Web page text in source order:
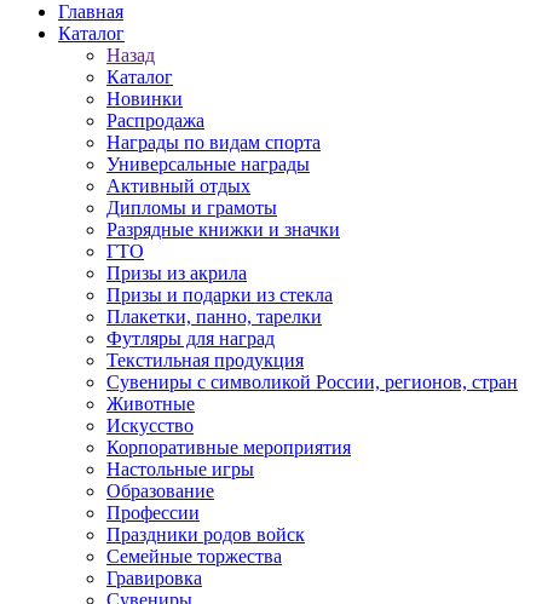
Главная
Каталог
Назад
Каталог
Новинки
Распродажа
Награды по видам спорта
Универсальные награды
Активный отдых
Дипломы и грамоты
Разрядные книжки и значки
ГТО
Призы из акрила
Призы и подарки из стекла
Плакетки, панно, тарелки
Футляры для наград
Текстильная продукция
Сувениры с символикой России, регионов, стран
Животные
Искусство
Корпоративные мероприятия
Настольные игры
Образование
Профессии
Праздники родов войск
Семейные торжества
Гравировка
Сувениры